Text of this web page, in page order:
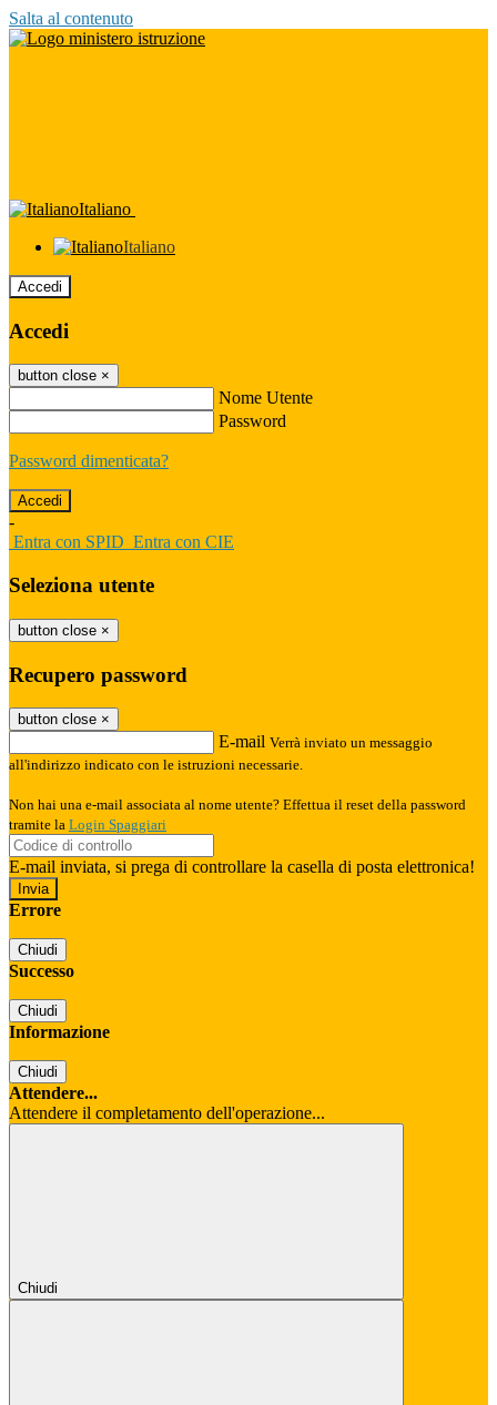
Salta al contenuto
Italiano
Italiano
Accedi
Accedi
button close ×
Nome Utente
Password
Password dimenticata?
-
Entra con SPID Entra con CIE
Seleziona utente
button close ×
Recupero password
button close ×
E-mail Verrà inviato un messaggio
all'indirizzo indicato con le istruzioni necessarie.
Non hai una e-mail associata al nome utente? Effettua il reset della password
tramite la Login Spaggiari
E-mail inviata, si prega di controllare la casella di posta elettronica!
Errore
Chiudi
Successo
Chiudi
Informazione
Chiudi
Attendere...
Attendere il completamento dell'operazione...
Chiudi